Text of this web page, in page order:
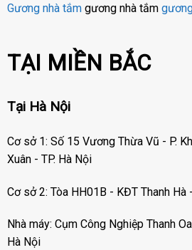
Gương nhà tắmgương nhà tắm
TẠI MIỀN BẮC
Tại Hà Nội
Cơ sở 1: Số 15 Vương Thừa Vũ - P.
Xuân - TP. Hà Nội
Cơ sở 2: Tòa HH01B - KĐT Thanh
Nhà máy: Cụm Công Nghiệp Thanh
Hà Nội